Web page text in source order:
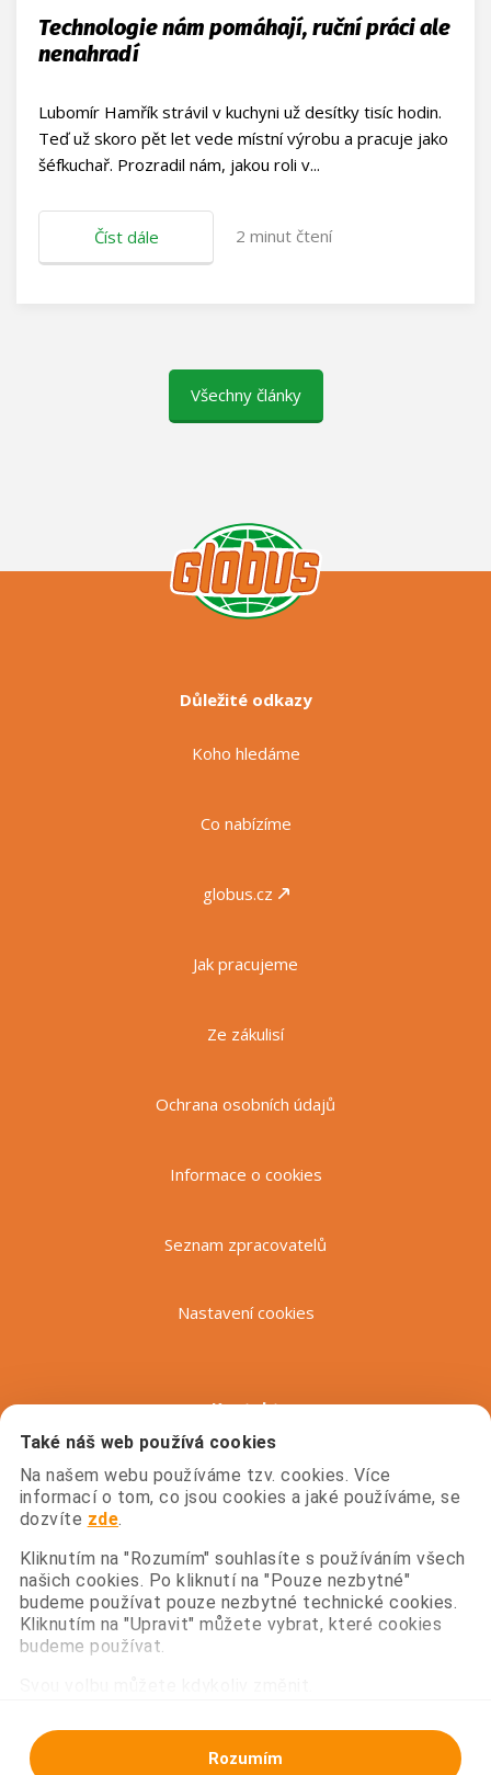
Také náš web používá cookies
Na našem webu používáme tzv. cookies. Více
informací o tom, co jsou cookies a jaké používáme, se
dozvíte zde
Kliknutím na "Rozumím" souhlasíte s používáním všech
našich cookies. Po kliknutí na "Pouze nezbytné"
budeme používat pouze nezbytné technické cookies.
Kliknutím na "Upravit" můžete vybrat, které cookies
budeme používat.
Rozumím
Technologie nám pomáhají, ruční práci ale
nenahradí
Lubomír Hamřík strávil v kuchyni už desítky tisíc hodin.
Teď už skoro pět let vede místní výrobu a pracuje jako
šéfkuchař. Prozradil nám, jakou roli v...
Číst dále 2 minut čtení
Všechny články
Důležité odkazy
Koho hledáme
Co nabízíme
globus.cz
Jak pracujeme
Ze zákulisí
Ochrana osobních údajů
Informace o cookies
Seznam zpracovatelů
Nastavení cookies
Kontakt
Globus na síti
Facebook